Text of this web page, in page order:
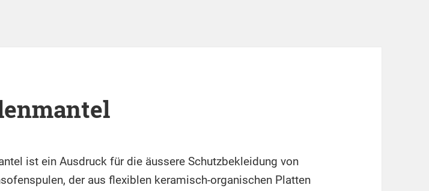
ist ein Ausdruck für die äussere Schutzbekleidung von
der aus flexiblen keramisch-organischen Platten